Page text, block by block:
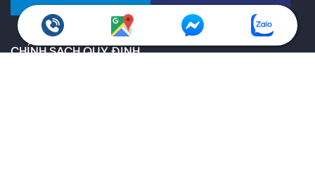
CHÍNH SÁCH QUY ĐỊNH